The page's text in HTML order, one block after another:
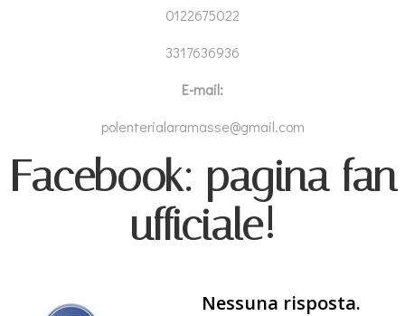
0122675022
3317636936
E-mail:
polenterialaramasse@gmail.com
Facebook: pagina fan
ufficiale!
Nessuna risposta.